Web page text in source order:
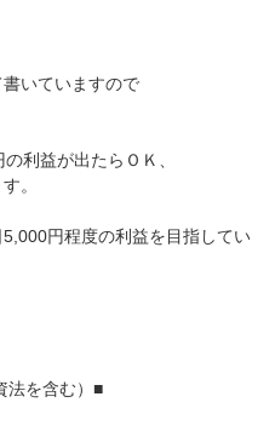
書いていますので
利益が出たらＯＫ、
。
円程度の利益を目指してい
法を含む）■